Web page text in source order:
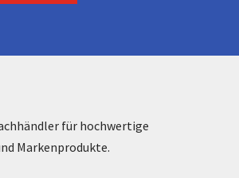
für hochwertige
Markenprodukte.